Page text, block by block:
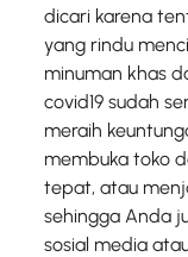
dicari karena
yang rindu
minuman khas
covid19 sudah
meraih
membuka toko
tepat, atau
sehingga Anda
sosial media